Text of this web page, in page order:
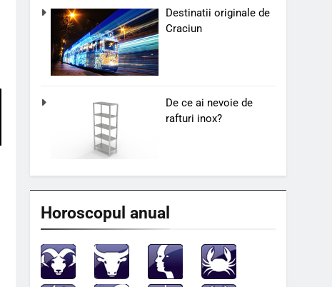
Destinatii originale de
Craciun
De ce ai nevoie de
rafturi inox?
Horoscopul anual